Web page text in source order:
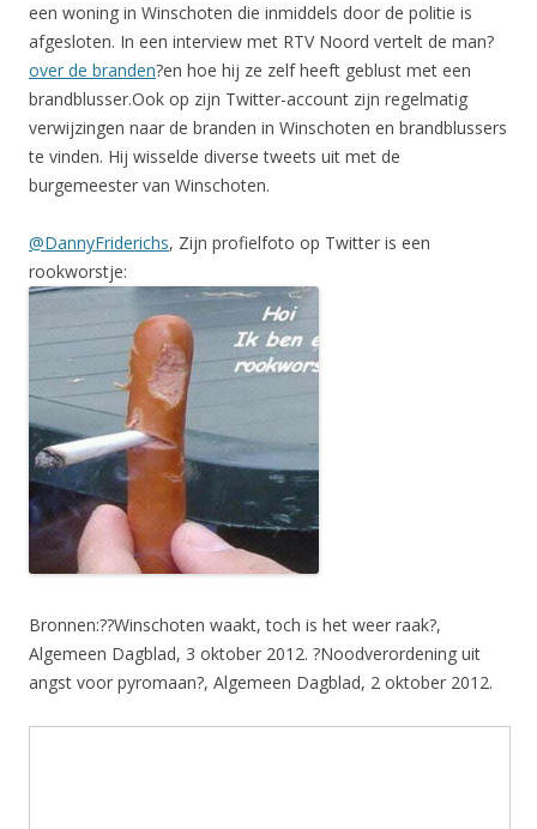
een woning in Winschoten die inmiddels door de politie is
afgesloten. In een interview met RTV Noord vertelt de man?
over de branden?en hoe hij ze zelf heeft geblust met een
brandblusser.Ook op zijn Twitter-account zijn regelmatig
verwijzingen naar de branden in Winschoten en brandblussers
te vinden. Hij wisselde diverse tweets uit met de
burgemeester van Winschoten.
@DannyFriderichs, Zijn profielfoto op Twitter is een
rookworstje:
Bronnen:??Winschoten waakt, toch is het weer raak?,
Algemeen Dagblad, 3 oktober 2012. ?Noodverordening uit
angst voor pyromaan?, Algemeen Dagblad, 2 oktober 2012.